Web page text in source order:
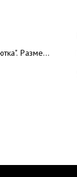
Размер